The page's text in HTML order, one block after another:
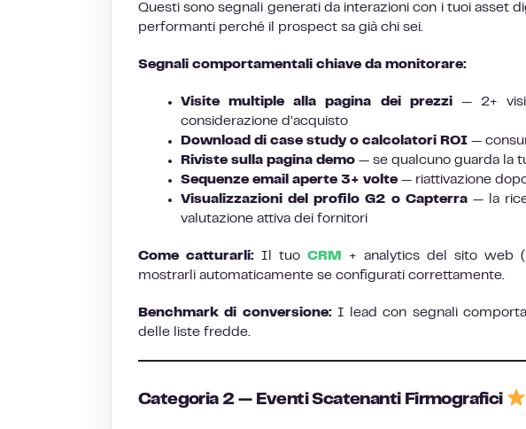
Questi sono segnali generati da interazioni con i tuoi asset
performanti perché il prospect sa già chi sei.
Segnali comportamentali chiave da monitorare:
Visite multiple alla pagina dei prezzi— 2+
considerazione d’acquisto
Download di case study o calcolatori ROI —
Riviste sulla pagina demo — se qualcuno guarda la
Sequenze email aperte 3+ volte — riattivazione
Visualizzazioni del profilo G2 o Capterra— la
valutazione attiva dei fornitori
Come catturarli: Il tuo CRM
+ analytics del sito web
mostrarli automaticamente se configurati correttamente.
Benchmark di conversione:I lead con segnali
delle liste fredde.
Categoria 2 — Eventi Scatenanti Firmografici